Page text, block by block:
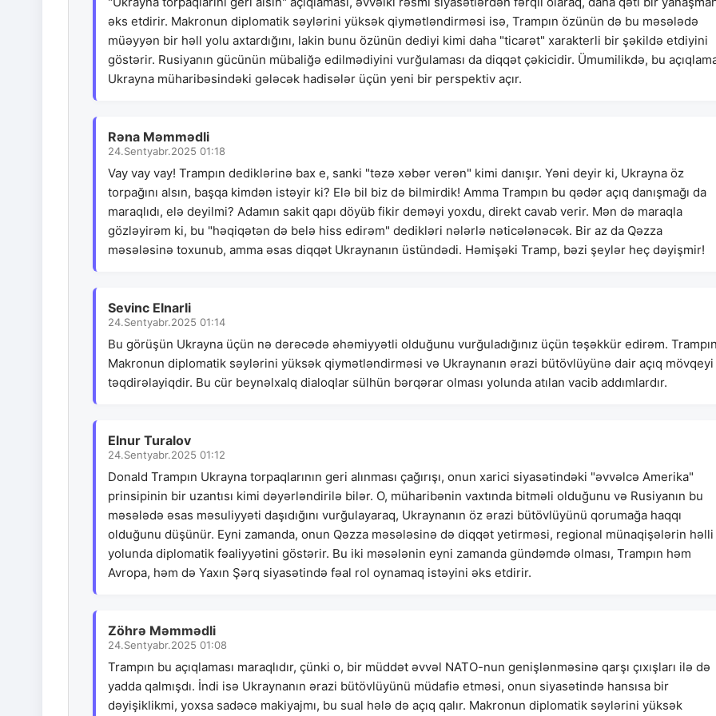
əks etdirir. Makronun diplomatik səylərini yüksək qiymətləndirməsi isə, Trampın özünün də bu məsələdə
müəyyən bir həll yolu axtardığını, lakin bunu özünün dediyi kimi daha "ticarət" xarakterli bir şəkildə etdiyini
göstərir. Rusiyanın gücünün mübaliğə edilmədiyini vurğulaması da diqqət çəkicidir. Ümumilikdə, bu
Ukrayna müharibəsindəki gələcək hadisələr üçün yeni bir perspektiv açır.
Rəna Məmmədli
24.Sentyabr.2025 01:18
Vay vay vay! Trampın dediklərinə bax e, sanki "təzə xəbər verən" kimi danışır. Yəni deyir ki, Ukrayna öz
torpağını alsın, başqa kimdən istəyir ki? Elə bil biz də bilmirdik! Amma Trampın bu qədər açıq danışmağı da
maraqlıdı, elə deyilmi? Adamın sakit qapı döyüb fikir deməyi yoxdu, direkt cavab verir. Mən də maraqla
gözləyirəm ki, bu "həqiqətən də belə hiss edirəm" dedikləri nələrlə nəticələnəcək. Bir az da Qəzza
məsələsinə toxunub, amma əsas diqqət Ukraynanın üstündədi. Həmişəki Tramp, bəzi şeylər heç dəyişmir!
Sevinc Elnarli
24.Sentyabr.2025 01:14
Bu görüşün Ukrayna üçün nə dərəcədə əhəmiyyətli olduğunu vurğuladığınız üçün təşəkkür edirəm. Trampın
Makronun diplomatik səylərini yüksək qiymətləndirməsi və Ukraynanın ərazi bütövlüyünə dair açıq mövqeyi
təqdirəlayiqdir. Bu cür beynəlxalq dialoqlar sülhün bərqərar olması yolunda atılan vacib addımlardır.
Elnur Turalov
24.Sentyabr.2025 01:12
Donald Trampın Ukrayna torpaqlarının geri alınması çağırışı, onun xarici siyasətindəki "əvvəlcə Amerika"
prinsipinin bir uzantısı kimi dəyərləndirilə bilər. O, müharibənin vaxtında bitməli olduğunu və Rusiyanın bu
məsələdə əsas məsuliyyəti daşıdığını vurğulayaraq, Ukraynanın öz ərazi bütövlüyünü qorumağa haqqı
olduğunu düşünür. Eyni zamanda, onun Qəzza məsələsinə də diqqət yetirməsi, regional münaqişələrin həlli
yolunda diplomatik fəaliyyətini göstərir. Bu iki məsələnin eyni zamanda gündəmdə olması, Trampın həm
Avropa, həm də Yaxın Şərq siyasətində fəal rol oynamaq istəyini əks etdirir.
Zöhrə Məmmədli
24.Sentyabr.2025 01:08
Trampın bu açıqlaması maraqlıdır, çünki o, bir müddət əvvəl NATO-nun genişlənməsinə qarşı çıxışları ilə də
yadda qalmışdı. İndi isə Ukraynanın ərazi bütövlüyünü müdafiə etməsi, onun siyasətində hansısa bir
dəyişiklikmi, yoxsa sadəcə makiyajmı, bu sual hələ də açıq qalır. Makronun diplomatik səylərini yüksək